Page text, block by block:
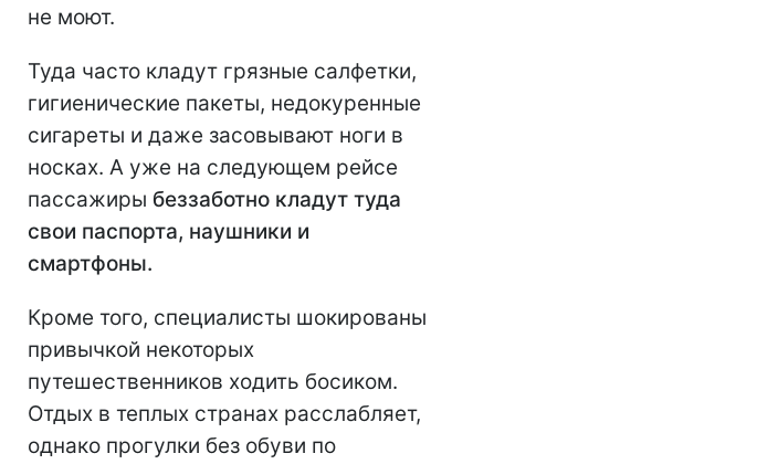
не моют.
Туда часто кладут грязные салфетки,
гигиенические пакеты, недокуренные
сигареты и даже засовывают ноги в
носках. А уже на следующем рейсе
пассажиры беззаботно кладут туда
свои паспорта, наушники и
смартфоны.
Кроме того, специалисты шокированы
привычкой некоторых
путешественников ходить босиком.
Отдых в теплых странах расслабляет,
однако прогулки без обуви по